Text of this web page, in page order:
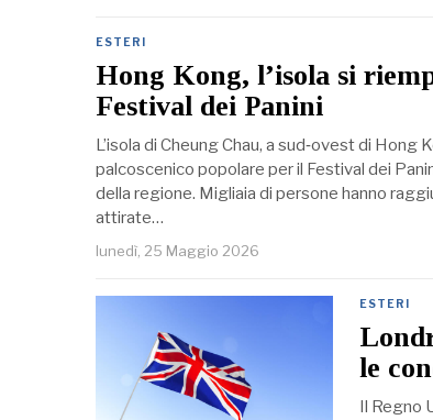
ESTERI
Hong Kong, l’isola si
Festival dei Panini
L’isola di Cheung Chau, a sud‑ovest di
palcoscenico popolare per il Festival dei
della regione. Migliaia di persone hanno
attirate…
lunedì, 25 Maggio 2026
ESTERI
le
Il